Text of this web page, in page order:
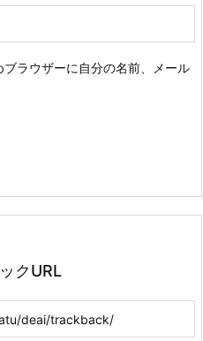
ラウザーに自分の名前、メール
クURL